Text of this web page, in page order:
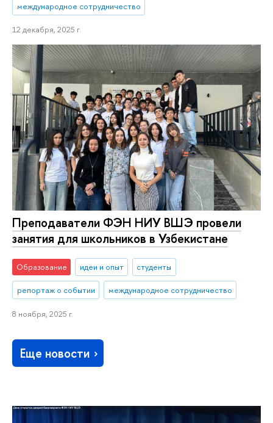
международное сотрудничество
12 декабря, 2025 г.
Преподаватели ФЭН НИУ ВШЭ провели
занятия для школьников в Узбекистане
Образование идеи и опыт студенты
репортаж о событии международное сотрудничество
8 ноября, 2025 г.
Еще новости